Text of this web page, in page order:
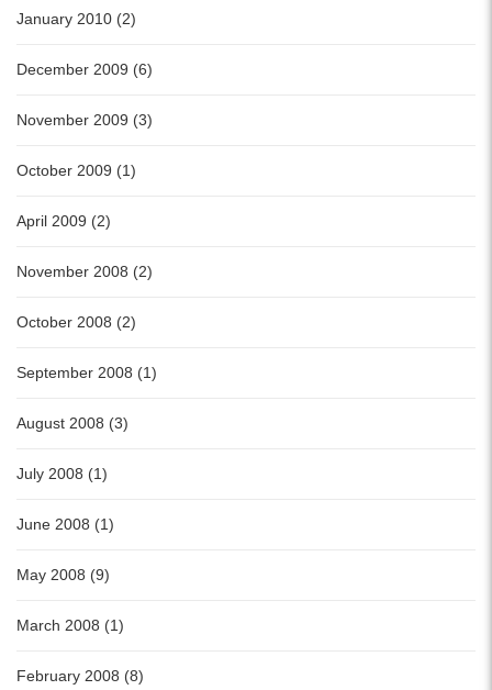
January 2010 (2)
December 2009 (6)
November 2009 (3)
October 2009 (1)
April 2009 (2)
November 2008 (2)
October 2008 (2)
September 2008 (1)
August 2008 (3)
July 2008 (1)
June 2008 (1)
May 2008 (9)
March 2008 (1)
February 2008 (8)